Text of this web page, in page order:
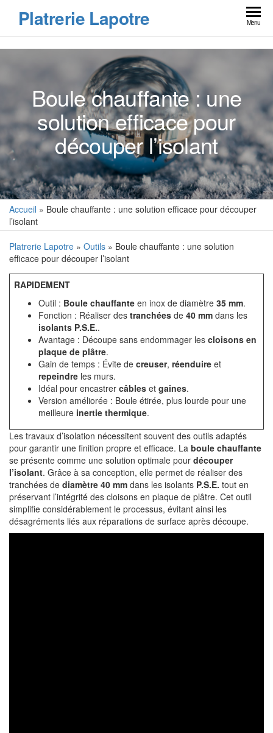
Platrerie Lapotre Menu
Boule chauffante : une
solution efficace pour
découper l’isolant
Accueil » Boule chauffante : une solution efficace pour découper
l’isolant
Platrerie Lapotre » Outils » Boule chauffante : une solution
efficace pour découper l’isolant
RAPIDEMENT
Outil : Boule chauffante en inox de diamètre 35 mm.
Fonction : Réaliser des tranchées de 40 mm dans les
isolants P.S.E..
Avantage : Découpe sans endommager les cloisons en
plaque de plâtre.
Gain de temps : Évite de creuser, réenduire et
repeindre les murs.
Idéal pour encastrer câbles et gaines.
Version améliorée : Boule étirée, plus lourde pour une
meilleure inertie thermique.
Les travaux d’isolation nécessitent souvent des outils adaptés
pour garantir une finition propre et efficace. La boule chauffante
se présente comme une solution optimale pour découper
l’isolant. Grâce à sa conception, elle permet de réaliser des
tranchées de diamètre 40 mm dans les isolants P.S.E. tout en
préservant l’intégrité des cloisons en plaque de plâtre. Cet outil
simplifie considérablement le processus, évitant ainsi les
désagréments liés aux réparations de surface après découpe.